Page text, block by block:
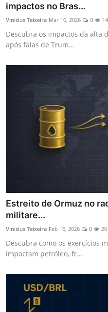
impactos no Bras...
Vinicius Teixeira Mar 10, 2026 0 14
Descubra os impactos da alta
após falas de Trum...
Estreito de Ormuz no
militare...
Vinicius Teixeira Feb 16, 2026 0 20
Descubra como os exercícios
impactam petróleo, fr...